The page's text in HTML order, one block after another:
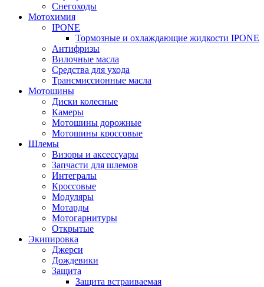
Снегоходы
Мотохимия
IPONE
Тормозные и охлаждающие жидкости IPONE
Антифризы
Вилочные масла
Средства для ухода
Трансмиссионные масла
Мотошины
Диски колесные
Камеры
Мотошины дорожные
Мотошины кроссовые
Шлемы
Визоры и аксессуары
Запчасти для шлемов
Интегралы
Кроссовые
Модуляры
Мотарды
Мотогарнитуры
Открытые
Экипировка
Джерси
Дождевики
Защита
Защита встраиваемая